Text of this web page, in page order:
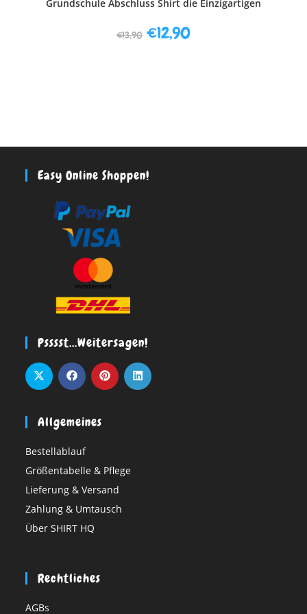
Grundschule Abschluss Shirt die Einzigartigen
€13,90 €12,90
Easy Online Shoppen!
Psssst…weitersagen!
Allgemeines
Bestellablauf
Größentabelle & Pflege
Lieferung & Versand
Zahlung & Umtausch
Über SHIRT HQ
Rechtliches
AGBs